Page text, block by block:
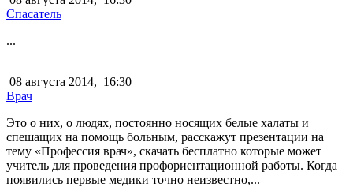
Спасатель
...
08 августа 2014, 16:30
Врач
Это о них, о людях, постоянно носящих белые халаты и
спешащих на помощь больным, расскажут презентации на
тему «Профессия врач», скачать бесплатно которые может
учитель для проведения профориентационной работы. Когда
появились первые медики точно неизвестно,...